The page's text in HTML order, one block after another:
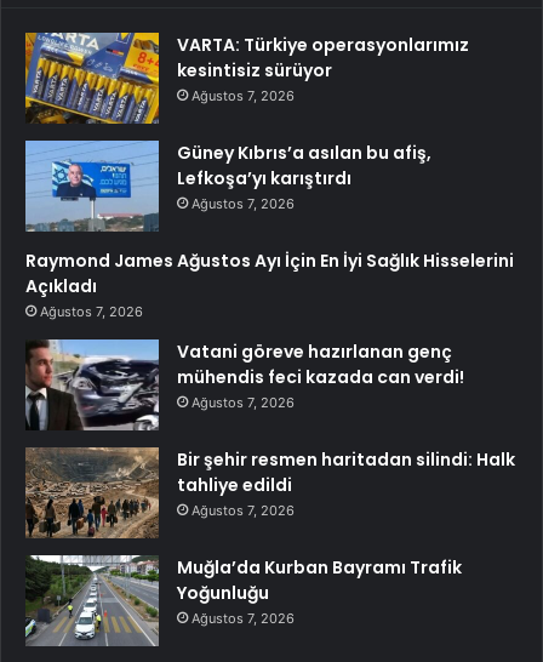
VARTA: Türkiye operasyonlarımız
kesintisiz sürüyor
Ağustos 7, 2026
Güney Kıbrıs’a asılan bu afiş,
Lefkoşa’yı karıştırdı
Ağustos 7, 2026
Raymond James Ağustos Ayı İçin En İyi Sağlık Hisselerini
Açıkladı
Ağustos 7, 2026
Vatani göreve hazırlanan genç
mühendis feci kazada can verdi!
Ağustos 7, 2026
Bir şehir resmen haritadan silindi: Halk
tahliye edildi
Ağustos 7, 2026
Muğla’da Kurban Bayramı Trafik
Yoğunluğu
Ağustos 7, 2026